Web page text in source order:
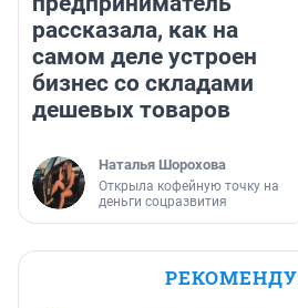
рассказала, как на
самом деле устроен
бизнес со складами
дешевых товаров
Наталья Шорохова
Открыла кофейную точку на
деньги соцразвития